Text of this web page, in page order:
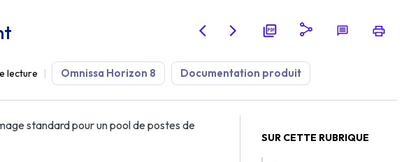
lecture Omnissa Horizon 8 Documentation produit
standard pour un pool de postes de
SUR CETTE RUBRIQUE